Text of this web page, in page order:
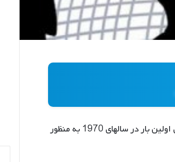
شاخص فلاکت برابر با مجموع نرخ تورم و نرخ بیکاری میباشد، این مفهوم برای اولین بار در سالهای 1970 به منظور